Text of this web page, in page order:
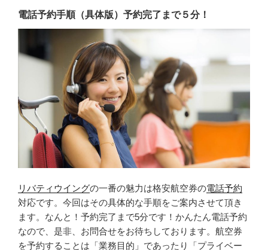
電話予約手順（具体版）予約完了まで５分！
リバティウイングの一番の魅力は格安航空券の電話予約
対応です。今回はその具体的な手順をご案内させて頂き
ます。なんと！予約完了まで5分です！かんたん電話予約
なので、是非、お問合せをお待ちしております。航空券
を予約することは「業務目的」であったり「プライベー